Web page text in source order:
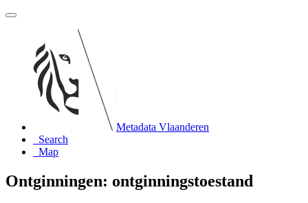
Metadata Vlaanderen
Search
Map
Ontginningen: ontginningstoestand